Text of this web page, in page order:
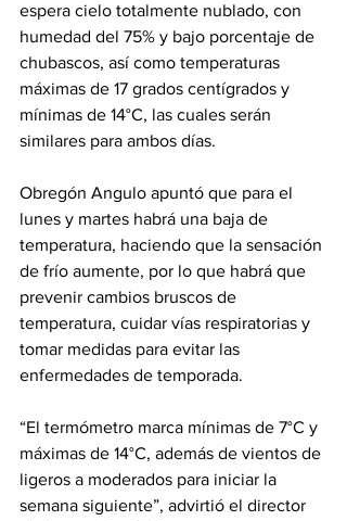
espera cielo totalmente nublado, con
humedad del 75% y bajo porcentaje de
chubascos, así como temperaturas
máximas de 17 grados centígrados y
mínimas de 14°C, las cuales serán
similares para ambos días.
Obregón Angulo apuntó que para el
lunes y martes habrá una baja de
temperatura, haciendo que la sensación
de frío aumente, por lo que habrá que
prevenir cambios bruscos de
temperatura, cuidar vías respiratorias y
tomar medidas para evitar las
enfermedades de temporada.
“El termómetro marca mínimas de 7°C y
máximas de 14°C, además de vientos de
ligeros a moderados para iniciar la
semana siguiente”, advirtió el director